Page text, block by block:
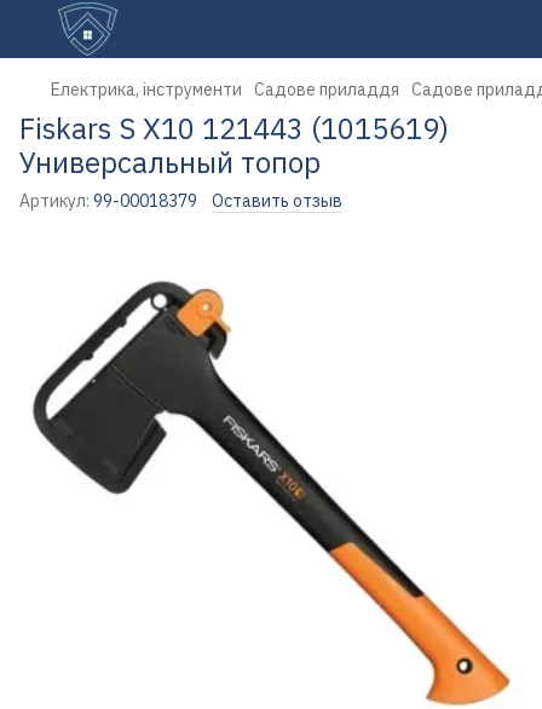
Електрика, інструменти Садове приладдя Садове
Fiskars S X10 121443 (1015619)
Универсальный топор
Артикул: 99-00018379 Оставить отзыв